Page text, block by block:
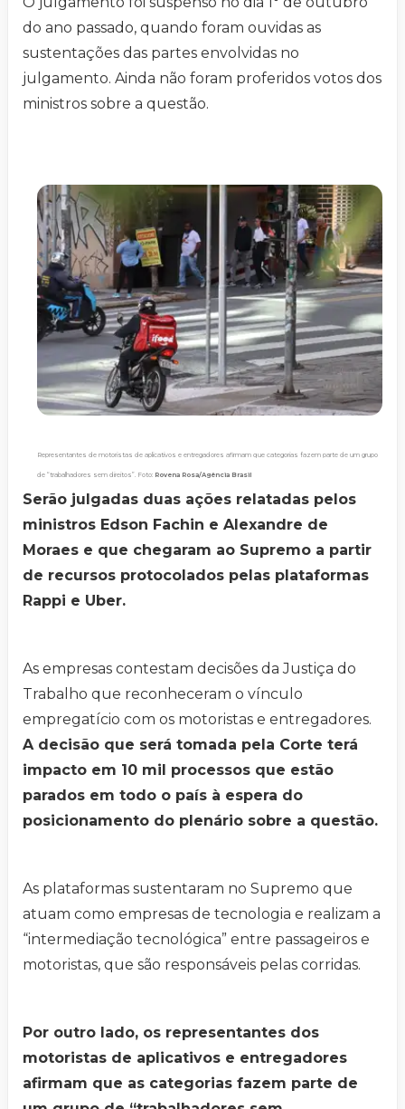
do ano passado, quando foram ouvidas as
sustentações das partes envolvidas no
julgamento. Ainda não foram proferidos votos dos
ministros sobre a questão.
Representantes de motoristas de aplicativos e entregadores afirmam que categorias fazem parte de um grupo
de “trabalhadores sem direitos”. Foto: Rovena Rosa/Agência Brasil
Serão julgadas duas ações relatadas pelos
ministros Edson Fachin e Alexandre de
Moraes e que chegaram ao Supremo a partir
de recursos protocolados pelas plataformas
Rappi e Uber.
As empresas contestam decisões da Justiça do
Trabalho que reconheceram o vínculo
empregatício com os motoristas e entregadores.
A decisão que será tomada pela Corte terá
impacto em 10 mil processos que estão
parados em todo o país à espera do
posicionamento do plenário sobre a questão.
As plataformas sustentaram no Supremo que
atuam como empresas de tecnologia e realizam a
“intermediação tecnológica” entre passageiros e
motoristas, que são responsáveis pelas corridas.
Por outro lado, os representantes dos
motoristas de aplicativos e entregadores
afirmam que as categorias fazem parte de